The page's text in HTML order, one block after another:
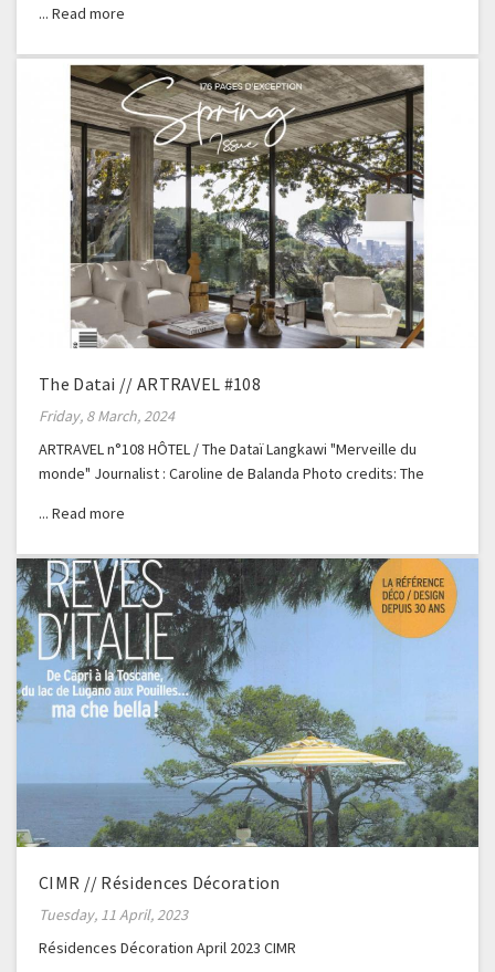
The Datai // ARTRAVEL #108
Friday, 8 March, 2024
ARTRAVEL n°108 HÔTEL / The Dataï Langkawi "Merveille du
monde" Journalist : Caroline de Balanda Photo credits: The
CIMR // Résidences Décoration
Tuesday, 11 April, 2023
Résidences Décoration April 2023 CIMR